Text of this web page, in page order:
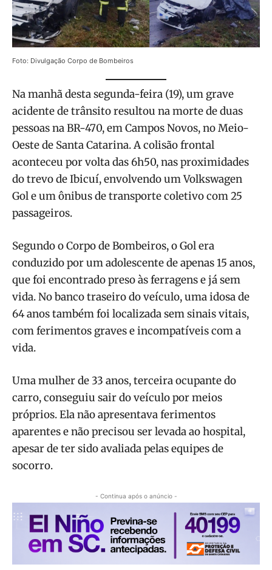
Foto: Divulgação Corpo de Bombeiros
Na manhã desta segunda-feira (19), um grave
acidente de trânsito resultou na morte de duas
pessoas na BR-470, em Campos Novos, no Meio-
Oeste de Santa Catarina. A colisão frontal
aconteceu por volta das 6h50, nas proximidades
do trevo de Ibicuí, envolvendo um Volkswagen
Gol e um ônibus de transporte coletivo com 25
passageiros.
Segundo o Corpo de Bombeiros, o Gol era
conduzido por um adolescente de apenas 15 anos,
que foi encontrado preso às ferragens e já sem
vida. No banco traseiro do veículo, uma idosa de
64 anos também foi localizada sem sinais vitais,
com ferimentos graves e incompatíveis com a
vida.
Uma mulher de 33 anos, terceira ocupante do
carro, conseguiu sair do veículo por meios
próprios. Ela não apresentava ferimentos
aparentes e não precisou ser levada ao hospital,
apesar de ter sido avaliada pelas equipes de
socorro.
- Continua após o anúncio -